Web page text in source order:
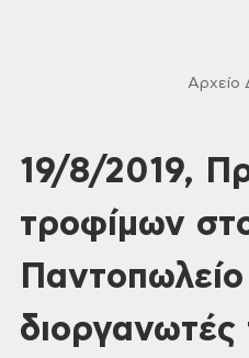
Αρχείο
19/8/2019,
τροφίμων
διοργανωτές